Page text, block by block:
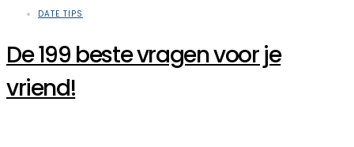
DATE TIPS
De 199 beste vragen voor je
vriend!